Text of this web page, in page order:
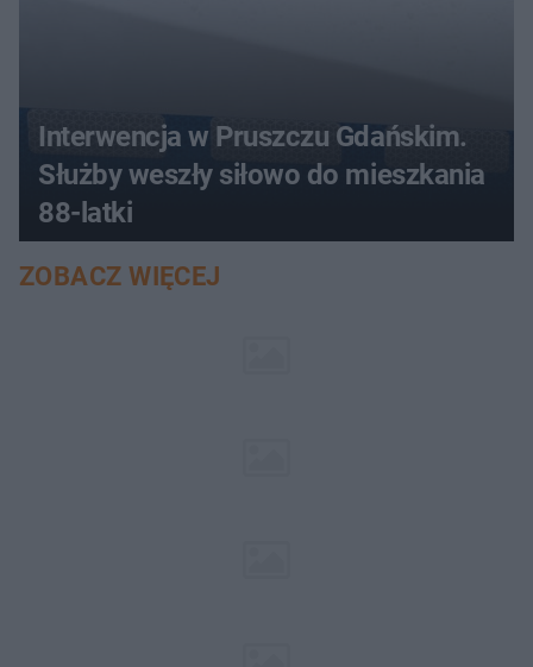
Interwencja w Pruszczu Gdańskim.
Służby weszły siłowo do mieszkania
88-latki
ZOBACZ WIĘCEJ